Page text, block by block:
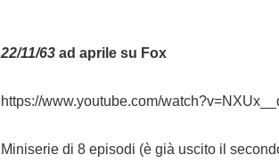
22/11/63 ad aprile su Fox
https://www.youtube.com/
Miniserie di 8 episodi (è già uscito il